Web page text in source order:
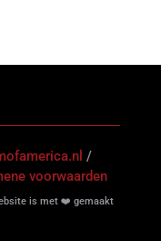
/
voorwaarden
is met ❤️ gemaakt